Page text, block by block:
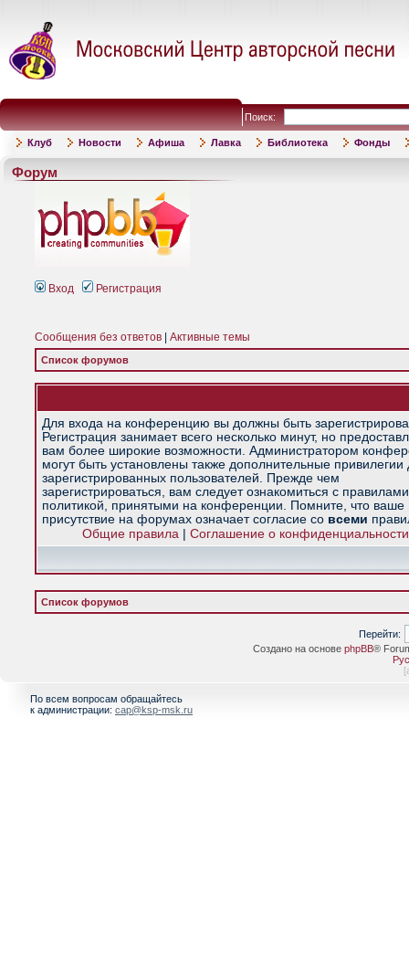
Поиск:
Клуб Новости Афиша Лавка Библиотека Фонды
Форум
Вход Регистрация
Сообщения без ответов Активные темы
Список форумов
Для входа на конференцию вы должны быть
Регистрация занимает всего несколько минут, но
вам более широкие возможности. Администратором
могут быть установлены также дополнительные привилегии
зарегистрированных пользователей. Прежде чем
зарегистрироваться, вам следует ознакомиться с
политикой, принятыми на конференции. Помните, что ваше
присутствие на форумах означает согласие со всеми
Общие правила| Соглашение о конфиденциальности
Список форумов
Перейти:
Создано на основе phpBB®
[
По всем вопросам обращайтесь
к администрации: cap@ksp-msk.ru